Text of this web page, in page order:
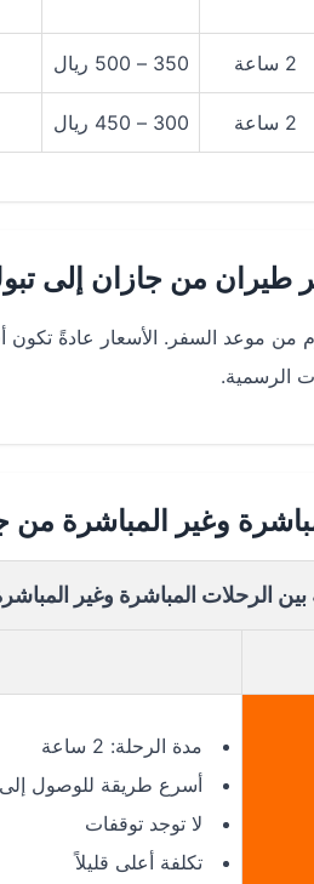
2 ساعة 350 – 500 ريال
2 ساعة 300 – 450 ريال
طيران من جازان إلى
وقت للحجز هو قبل 30 – 45 يوم من موعد السفر.
الرسمية.
وغير المباشرة من
بين الرحلات المباشرة وغير
مدة الرحلة: 2 ساعة
أسرع طريقة للوصول
لا توجد توقفات
تكلفة أعلى قليلاً